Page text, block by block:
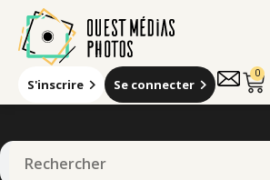
S'inscrire Se connecter
0